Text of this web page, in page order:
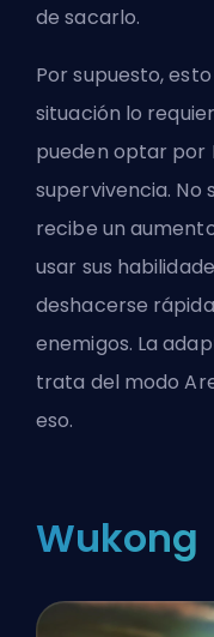
de sacarlo.
Por supuesto,
situación lo
pueden optar por
supervivencia. No
recibe un
usar sus
deshacerse
enemigos. La
trata del modo
eso.
Wukong